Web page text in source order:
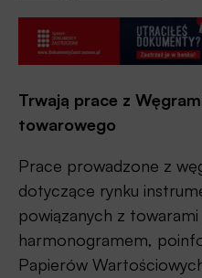
Trwają prace z
towarowego
Prace prowadzone z
dotyczące rynku
powiązanych z
harmonogramem,
Papierów